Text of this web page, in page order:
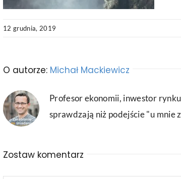
12 grudnia, 2019
O autorze: Michał Mackiewicz
Profesor ekonomii, inwestor
sprawdzają niż podejście "u mnie
Zostaw komentarz